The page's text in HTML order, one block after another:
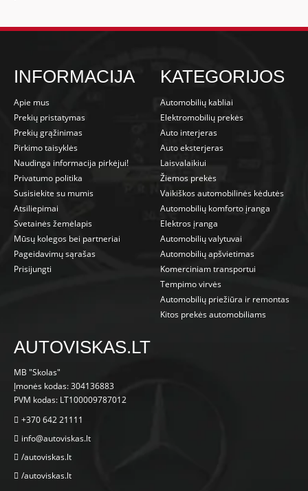
INFORMACIJA
Apie mus
Prekių pristatymas
Prekių grąžinimas
Pirkimo taisyklės
Naudinga informacija pirkėjui!
Privatumo politika
Susisiekite su mumis
Atsiliepimai
Svetainės žemėlapis
Mūsų kolegos bei partneriai
Pageidavimų sąrašas
Prisijungti
KATEGORIJOS
Automobilių kabliai
Elektromobilių prekės
Auto interjeras
Auto eksterjeras
Laisvalaikiui
Žiemos prekės
Vaikiškos automobilinės kėdutės
Automobilių komforto įranga
Elektros įranga
Automobilių valytuvai
Automobilių apšvietimas
Komerciniam transportui
Tempimo virvės
Automobilių priežiūra ir remontas
Kitos prekės automobiliams
AUTOVISKAS.LT
MB "Skolas"
Įmonės kodas: 304136883
PVM kodas: LT100009787012
+370 642 21111
info@autoviskas.lt
/autoviskas.lt
/autoviskas.lt